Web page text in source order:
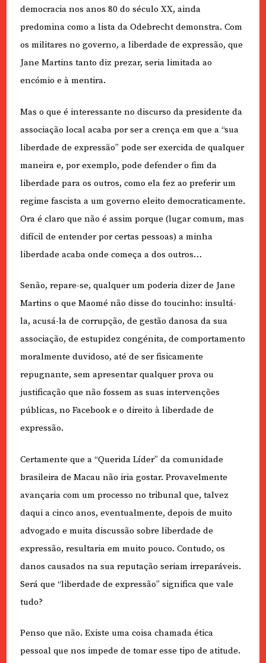
democracia nos anos 80 do século XX, ainda
predomina como a lista da Odebrecht demonstra. Com
os militares no governo, a liberdade de expressão, que
Jane Martins tanto diz prezar, seria limitada ao
encómio e à mentira.
Mas o que é interessante no discurso da presidente da
associação local acaba por ser a crença em que a “sua
liberdade de expressão” pode ser exercida de qualquer
maneira e, por exemplo, pode defender o fim da
liberdade para os outros, como ela fez ao preferir um
regime fascista a um governo eleito democraticamente.
Ora é claro que não é assim porque (lugar comum, mas
difícil de entender por certas pessoas) a minha
liberdade acaba onde começa a dos outros…
Senão, repare-se, qualquer um poderia dizer de Jane
Martins o que Maomé não disse do toucinho: insultá-
la, acusá-la de corrupção, de gestão danosa da sua
associação, de estupidez congénita, de comportamento
moralmente duvidoso, até de ser fisicamente
repugnante, sem apresentar qualquer prova ou
justificação que não fossem as suas intervenções
públicas, no Facebook e o direito à liberdade de
expressão.
Certamente que a “Querida Líder” da comunidade
brasileira de Macau não iria gostar. Provavelmente
avançaria com um processo no tribunal que, talvez
daqui a cinco anos, eventualmente, depois de muito
advogado e muita discussão sobre liberdade de
expressão, resultaria em muito pouco. Contudo, os
danos causados na sua reputação seriam irreparáveis.
Será que “liberdade de expressão” significa que vale
tudo?
Penso que não. Existe uma coisa chamada ética
pessoal que nos impede de tomar esse tipo de atitude.